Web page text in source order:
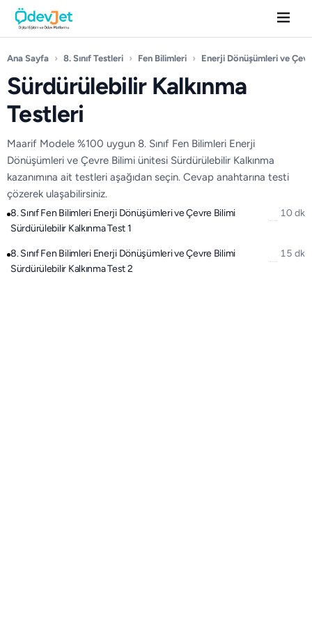
Ana Sayfa › 8. Sınıf Testleri › Fen Bilimleri › Enerji Dönüşümleri ve
Sürdürülebilir Kalkınma
Testleri
Maarif Modele %100 uygun 8. Sınıf Fen Bilimleri Enerji
Dönüşümleri ve Çevre Bilimi ünitesi Sürdürülebilir Kalkınma
kazanımına ait testleri aşağıdan seçin. Cevap anahtarına testi
çözerek ulaşabilirsiniz.
8. Sınıf Fen Bilimleri Enerji Dönüşümleri ve Çevre Bilimi
Sürdürülebilir Kalkınma Test 1
10 dk
8. Sınıf Fen Bilimleri Enerji Dönüşümleri ve Çevre Bilimi
Sürdürülebilir Kalkınma Test 2
15 dk